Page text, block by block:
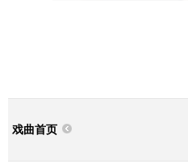
戏曲首页